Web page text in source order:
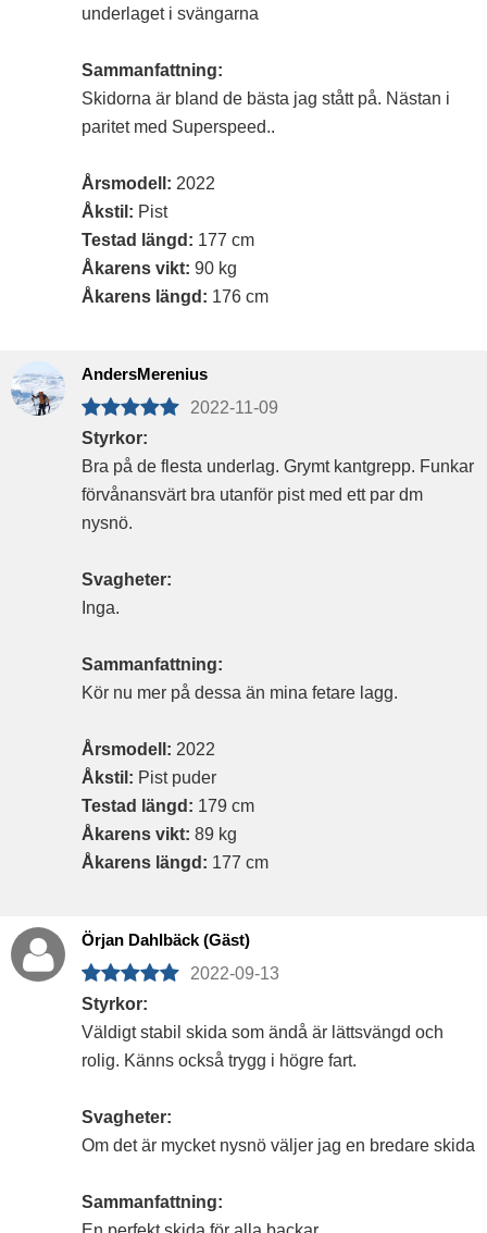
underlaget i svängarna
Sammanfattning:
Skidorna är bland de bästa jag stått på. Nästan i
paritet med Superspeed..
Årsmodell: 2022
Åkstil: Pist
Testad längd: 177 cm
Åkarens vikt: 90 kg
Åkarens längd: 176 cm
AndersMerenius
2022-11-09
Styrkor:
Bra på de flesta underlag. Grymt kantgrepp. Funkar
förvånansvärt bra utanför pist med ett par dm
nysnö.
Svagheter:
Inga.
Sammanfattning:
Kör nu mer på dessa än mina fetare lagg.
Årsmodell: 2022
Åkstil: Pist puder
Testad längd: 179 cm
Åkarens vikt: 89 kg
Åkarens längd: 177 cm
Örjan Dahlbäck (Gäst)
2022-09-13
Styrkor:
Väldigt stabil skida som ändå är lättsvängd och
rolig. Känns också trygg i högre fart.
Svagheter:
Om det är mycket nysnö väljer jag en bredare skida
Sammanfattning: